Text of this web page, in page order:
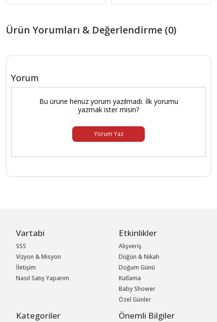
Ürün Yorumları & Değerlendirme (0)
Yorum
Bu ürüne henüz yorum yazılmadı. İlk yorumu
yazmak ister misin?
Yorum Yaz
Vartabi
SSS
Vizyon & Misyon
İletişim
Nasıl Satış Yaparım
Etkinlikler
Alışveriş
Düğün & Nikah
Doğum Günü
Kutlama
Baby Shower
Özel Günler
Kategoriler Önemli Bilgiler